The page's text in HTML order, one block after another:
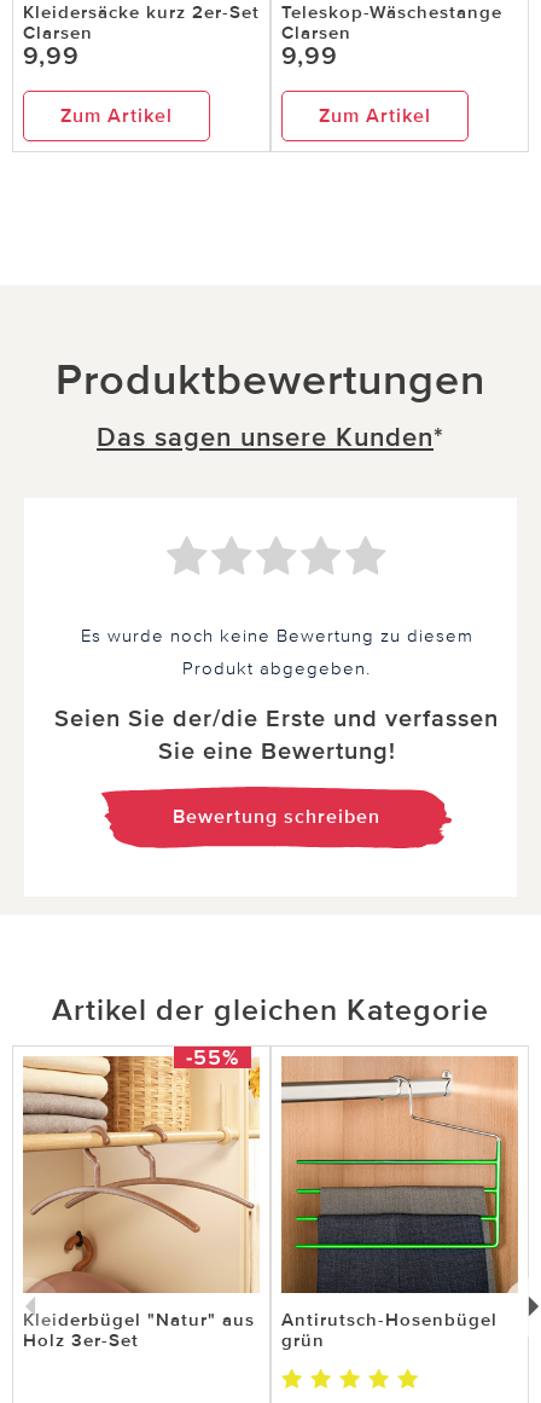
Kleidersäcke kurz 2er-Set
Clarsen
9,99
Zum Artikel
Teleskop-Wäschestange
Clarsen
9,99
Zum Artikel
Produktbewertungen
Das sagen unsere Kunden*
Es wurde noch keine Bewertung zu diesem
Produkt abgegeben.
Seien Sie der/die Erste und verfassen
Sie eine Bewertung!
Bewertung schreiben
Artikel der gleichen Kategorie
-55%
Kleiderbügel "Natur" aus
Holz 3er-Set
Antirutsch-Hosenbügel
grün